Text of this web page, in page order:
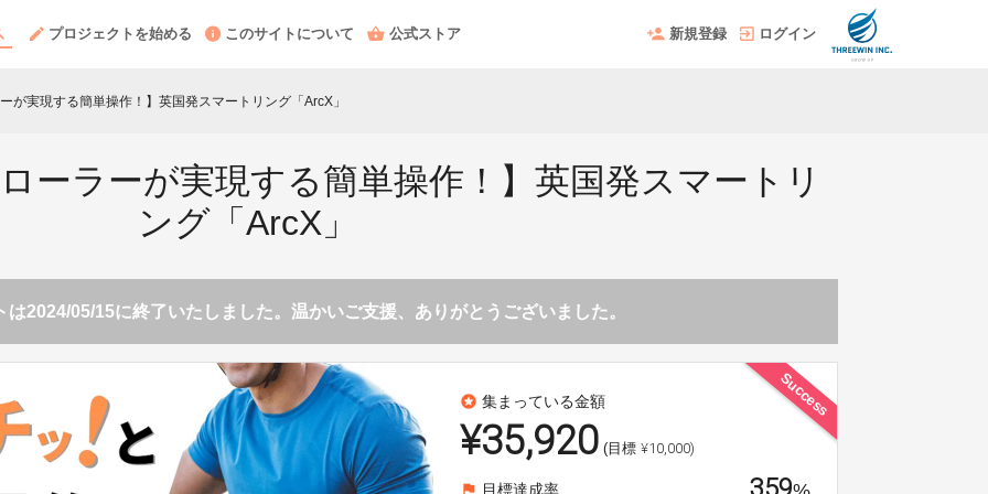
プロジェクトを始める このサイトについて 公式ストア 新規登録 ログイン
が実現する簡単操作！】英国発スマートリング「ArcX」
ーラーが実現する簡単操作！】英国発スマートリ
ング「ArcX」
は2024/05/15に終了いたしました。温かいご支援、ありがとうございました。
Success
stars 集まっている金額
¥35,920 (目標 ¥10,000)
flag 目標達成率 359